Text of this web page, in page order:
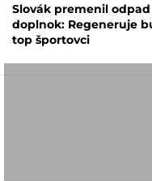
Slovák premenil
doplnok: Regeneruje
top športovci